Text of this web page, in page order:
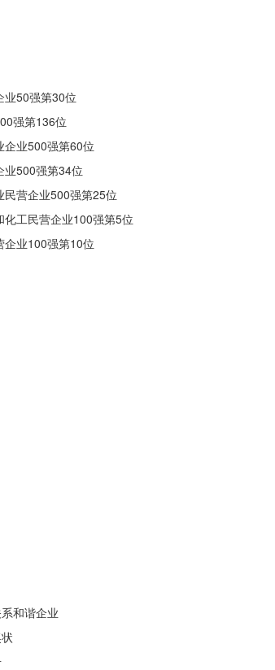
业50强第30位
强第136位
企业500强第60位
业500强第34位
营企业500强第25位
工民营企业100强第5位
企业100强第10位
和谐企业